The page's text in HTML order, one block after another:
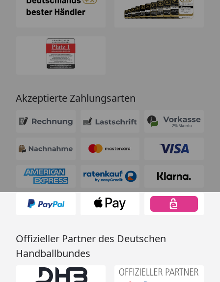
Akzeptierte Zahlungsarten
Offizieller Partner des Deutschen
Handballbundes